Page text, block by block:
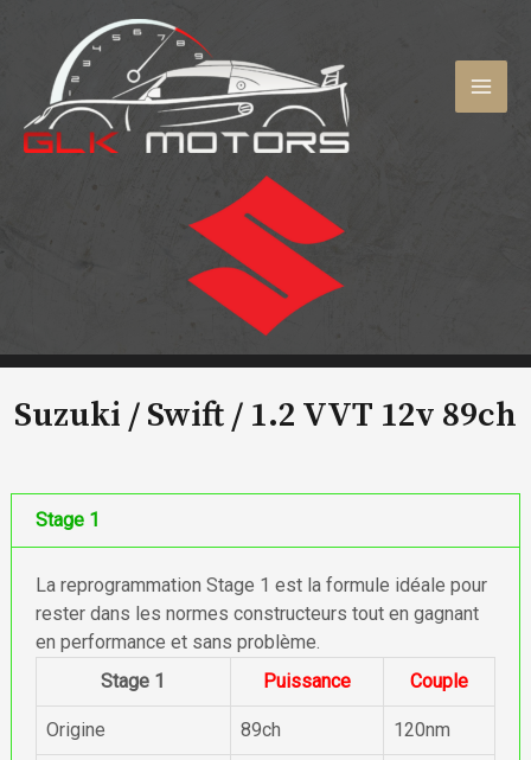
contenu
Suzuki / Swift / 1.2 VVT 12v 89ch
Stage 1
La reprogrammation Stage 1 est la formule idéale pour
rester dans les normes constructeurs tout en gagnant
en performance et sans problème.
Stage 1
Puissance Couple
Origine 89ch 120nm